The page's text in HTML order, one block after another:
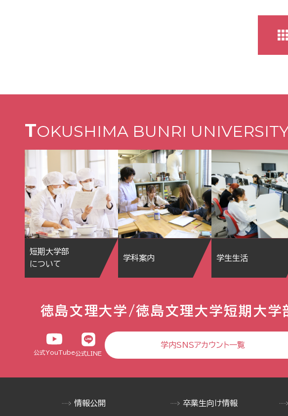
TOKUSHIMA BUNRI
短期大学部
について
学科案内 学生生活
徳島文理大学/徳島文理大学短期大学
公式YouTube公式LINE
学内SNSアカウント一覧
情報公開 卒業生向け情報